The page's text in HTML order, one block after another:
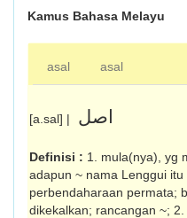
Kamus Bahasa Melayu
asal asal
[a.sal] | اصل
Definisi : 1. mula(nya), yg
adapun ~ nama Lenggui
perbendaharaan permata;
dikekalkan; rancang­an ~;